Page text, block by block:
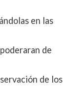
en las
de
de los